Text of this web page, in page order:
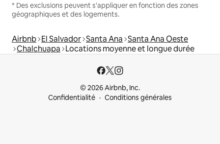
* Des exclusions peuvent s'appliquer en fonction des zones
géographiques et des logements.
Airbnb El Salvador Santa Ana Santa Ana Oeste
Chalchuapa Locations moyenne et longue durée
© 2026 Airbnb, Inc.
Confidentialité
Conditions générales